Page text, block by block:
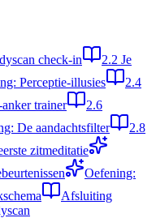
check-in 2.2 Je
Perceptie-illusies
2.4
trainer
2.6
De aandachtsfilter
2.8
zitmeditatie
Oefening:
Afsluiting